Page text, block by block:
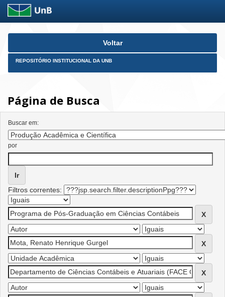
Skip
Voltar
REPOSITÓRIO INSTITUCIONAL DA UNB
Página de Busca
Buscar em:
por
Filtros correntes: